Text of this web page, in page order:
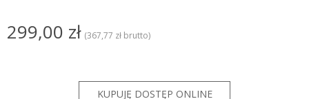
299,00 zł (367,77 zł brutto)